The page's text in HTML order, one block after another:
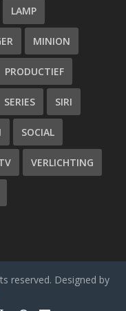
LAMP
MINION
PRODUCTIEF
SERIES SIRI
SOCIAL
VERLICHTING
reserved. Designed by